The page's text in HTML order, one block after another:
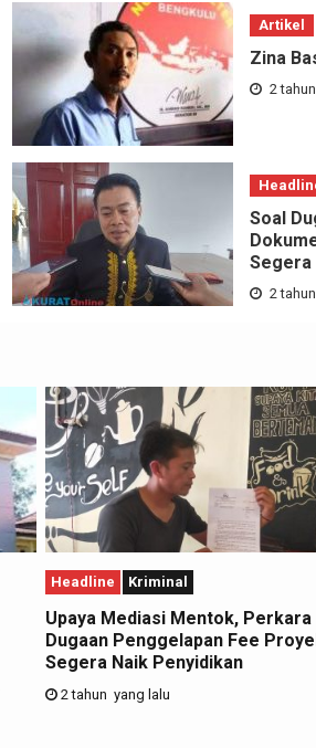
Artikel
Zina
2
Soal
Segera
2
Headline Kriminal
Upaya Mediasi Mentok, Perkara
Dugaan Penggelapan Fee
Segera Naik Penyidikan
2 tahun yang lalu